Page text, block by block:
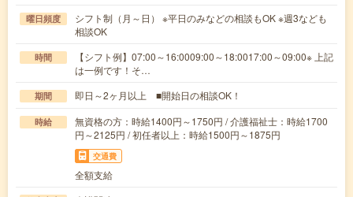
曜日頻度
シフト制（月～日） ※平日のみなどの相談もOK ※週3なども
相談OK
時間
【シフト例】07:00～16:0009:00～18:0017:00～09:00※ 上記
は一例です！そ…
期間 即日～2ヶ月以上 ■開始日の相談OK！
時給
無資格の方：時給1400円～1750円 / 介護福祉士：時給1700
円～2125円 / 初任者以上：時給1500円～1875円
交通費
全額支給